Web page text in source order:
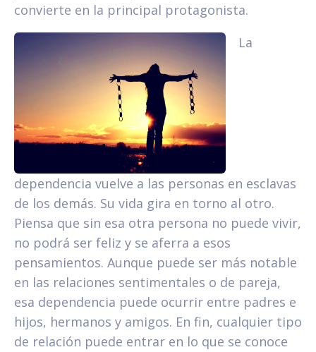
convierte en la principal protagonista.
La
dependencia vuelve a las personas en esclavas
de los demás. Su vida gira en torno al otro.
Piensa que sin esa otra persona no puede vivir,
no podrá ser feliz y se aferra a esos
pensamientos. Aunque puede ser más notable
en las relaciones sentimentales o de pareja,
esa dependencia puede ocurrir entre padres e
hijos, hermanos y amigos. En fin, cualquier tipo
de relación puede entrar en lo que se conoce